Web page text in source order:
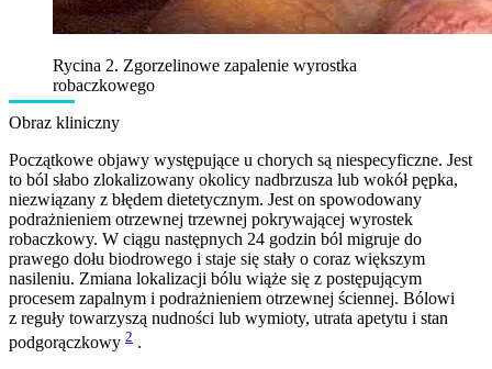
Rycina 2. Zgorzelinowe zapalenie wyrostka
robaczkowego
Obraz kliniczny
Początkowe objawy występujące u chorych są niespecyficzne. Jest
to ból słabo zlokalizowany okolicy nadbrzusza lub wokół pępka,
niezwiązany z błędem dietetycznym. Jest on spowodowany
podrażnieniem otrzewnej trzewnej pokrywającej wyrostek
robaczkowy. W ciągu następnych 24 godzin ból migruje do
prawego dołu biodrowego i staje się stały o coraz większym
nasileniu. Zmiana lokalizacji bólu wiąże się z postępującym
procesem zapalnym i podrażnieniem otrzewnej ściennej. Bólowi
z reguły towarzyszą nudności lub wymioty, utrata apetytu i stan
podgorączkowy 2 .